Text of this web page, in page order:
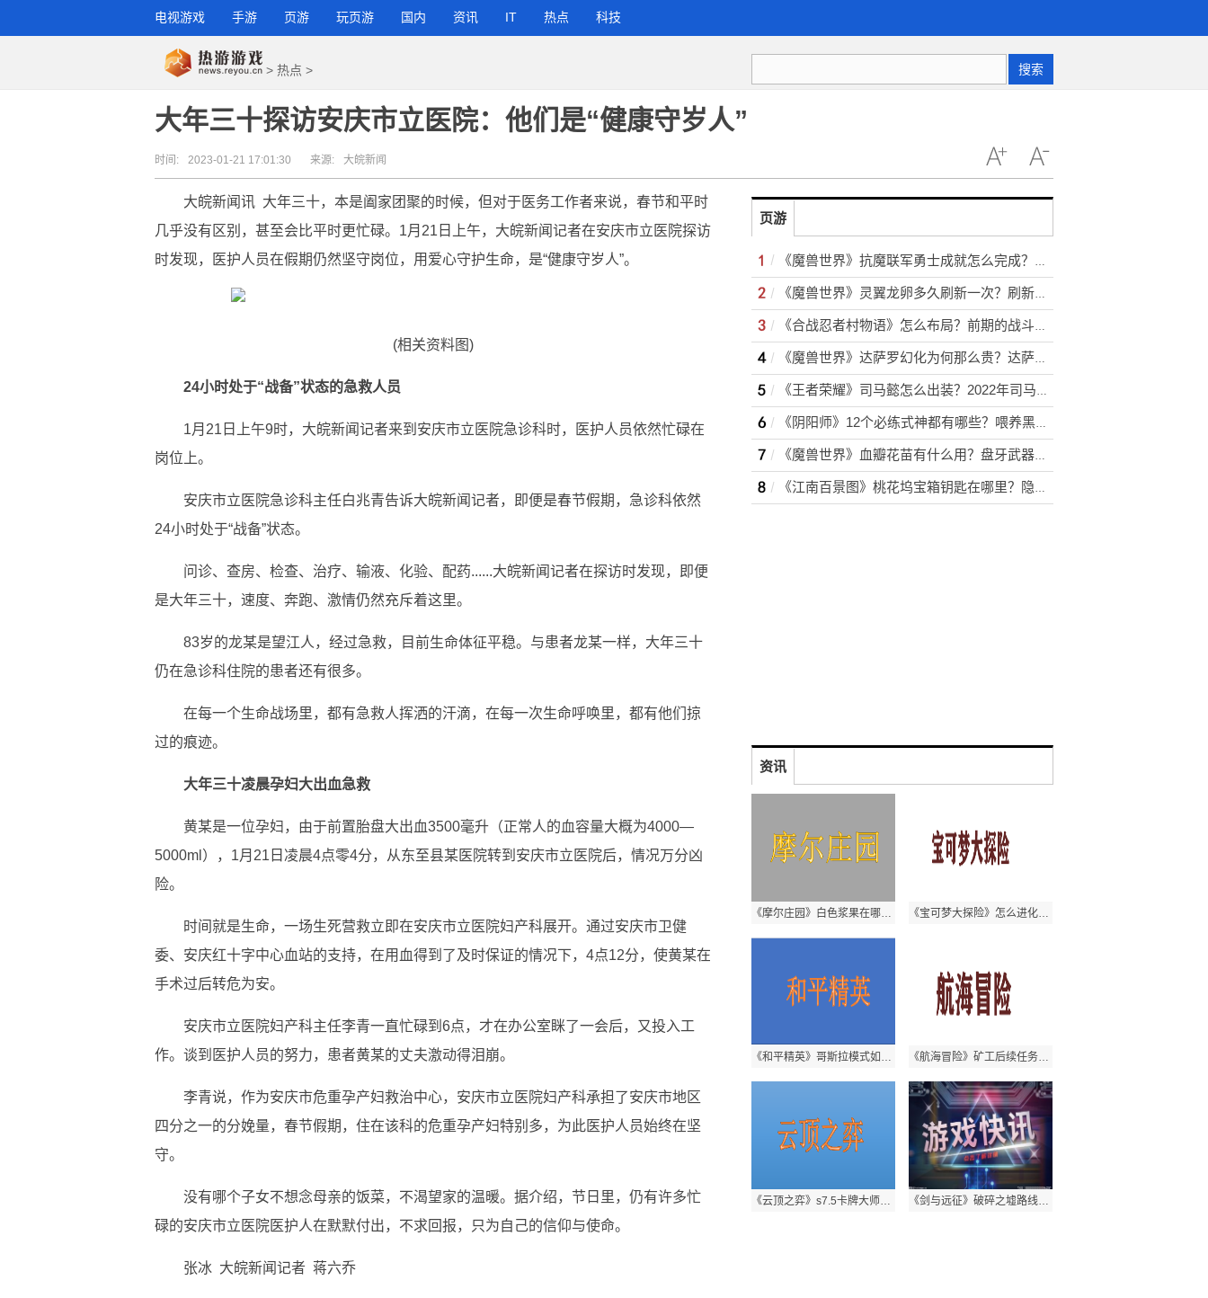
电视游戏 手游 页游 玩页游 国内 资讯 IT 热点 科技
> 热点 > 搜索
大年三十探访安庆市立医院：他们是“健康守岁人”
时间: 2023-01-21 17:01:30 来源: 大皖新闻
大皖新闻讯 大年三十，本是阖家团聚的时候，但对于医务工作者来说，春节和平时
几乎没有区别，甚至会比平时更忙碌。1月21日上午，大皖新闻记者在安庆市立医院探访
时发现，医护人员在假期仍然坚守岗位，用爱心守护生命，是“健康守岁人”。
(相关资料图)
24小时处于“战备”状态的急救人员
1月21日上午9时，大皖新闻记者来到安庆市立医院急诊科时，医护人员依然忙碌在
岗位上。
安庆市立医院急诊科主任白兆青告诉大皖新闻记者，即便是春节假期，急诊科依然
24小时处于“战备”状态。
问诊、查房、检查、治疗、输液、化验、配药......大皖新闻记者在探访时发现，即便
是大年三十，速度、奔跑、激情仍然充斥着这里。
83岁的龙某是望江人，经过急救，目前生命体征平稳。与患者龙某一样，大年三十
仍在急诊科住院的患者还有很多。
在每一个生命战场里，都有急救人挥洒的汗滴，在每一次生命呼唤里，都有他们掠
过的痕迹。
大年三十凌晨孕妇大出血急救
黄某是一位孕妇，由于前置胎盘大出血3500毫升（正常人的血容量大概为4000—
5000ml），1月21日凌晨4点零4分，从东至县某医院转到安庆市立医院后，情况万分凶
险。
时间就是生命，一场生死营救立即在安庆市立医院妇产科展开。通过安庆市卫健
委、安庆红十字中心血站的支持，在用血得到了及时保证的情况下，4点12分，使黄某在
手术过后转危为安。
安庆市立医院妇产科主任李青一直忙碌到6点，才在办公室眯了一会后，又投入工
作。谈到医护人员的努力，患者黄某的丈夫激动得泪崩。
李青说，作为安庆市危重孕产妇救治中心，安庆市立医院妇产科承担了安庆市地区
四分之一的分娩量，春节假期，住在该科的危重孕产妇特别多，为此医护人员始终在坚
守。
没有哪个子女不想念母亲的饭菜，不渴望家的温暖。据介绍，节日里，仍有许多忙
碌的安庆市立医院医护人在默默付出，不求回报，只为自己的信仰与使命。
张冰 大皖新闻记者 蒋六乔
页游
《魔兽世界》抗魔联军勇士成就怎么完成？抗魔联军勇士任务如何触发？
《魔兽世界》灵翼龙卵多久刷新一次？刷新点位置在什么地方？
《合战忍者村物语》怎么布局？前期的战斗技巧有哪些？
《魔兽世界》达萨罗幻化为何那么贵？达萨罗之战几个人能打？
《王者荣耀》司马懿怎么出装？2022年司马懿出新皮肤吗？
《阴阳师》12个必练式神都有哪些？喂养黑蛋技巧是什么？
《魔兽世界》血瓣花苗有什么用？盘牙武器在哪里交
《江南百景图》桃花坞宝箱钥匙在哪里？隐藏任务怎么做？
资讯
《摩尔庄园》白色浆果在哪？苹果怎么获得 《宝可梦大探险》怎么进化？ 路卡利欧怎么获得
《和平精英》哥斯拉模式如何玩？哥斯拉模式怎么进入？ 《航海冒险》矿工后续任务如何触发 ？佩姬触发条件是什么？
《云顶之弈》s7.5卡牌大师怎么出装？卡牌为啥出火炮？ 《剑与远征》破碎之墟路线是什么？雪与火怎么玩？